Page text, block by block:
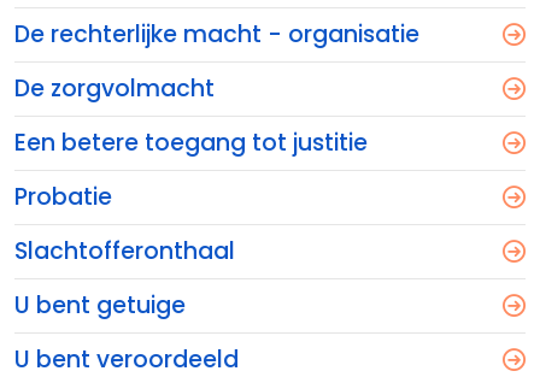
De rechterlijke macht - organisatie
De zorgvolmacht
Een betere toegang tot justitie
Probatie
Slachtofferonthaal
U bent getuige
U bent veroordeeld